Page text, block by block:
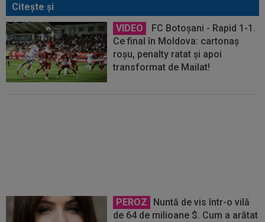
Citeşte şi
VIDEO
FC Botoșani - Rapid 1-1.
Ce final în Moldova: cartonaș
roșu, penalty ratat și apoi
transformat de Mailat!
PEROZ
Nuntă de vis într-o vilă
de 64 de milioane $. Cum a arătat